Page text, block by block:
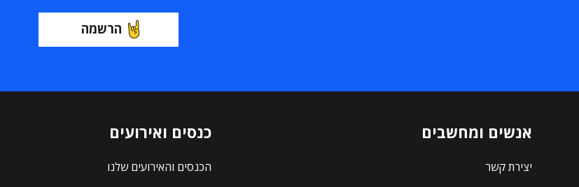
הרשמה
אנשים ומחשבים
יצירת קשר
כנסים ואירועים
הכנסים והאירועים שלנו